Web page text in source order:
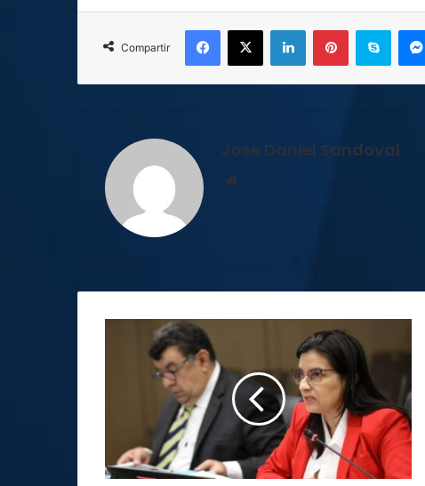
Compartir
Facebook
X LinkedInPinterestSkype
Jose Daniel Sandoval
Diputados
comparecer
por
caso